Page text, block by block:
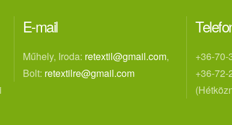
E-mail
Műhely, Iroda: retextil@gmail.com,
Bolt: retextilre@gmail.com
+36-
+36-72-